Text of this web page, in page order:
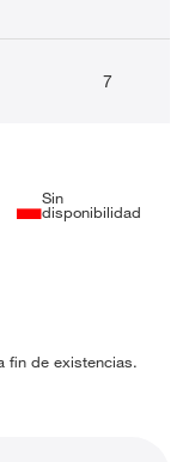
7
Sin
disponibilidad
fin de existencias.